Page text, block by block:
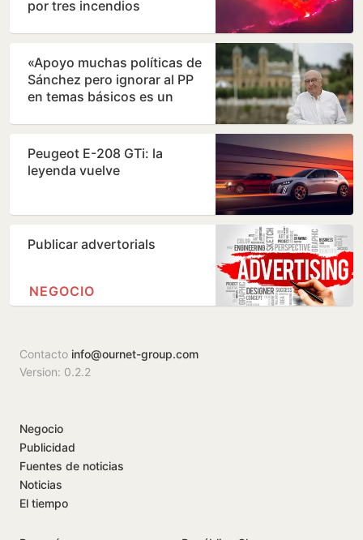
por tres incendios
«Apoyo muchas políticas de
Sánchez pero ignorar al PP
en temas básicos es un
Peugeot E-208 GTi: la
leyenda vuelve
Publicar advertorials
NEGOCIO
Contacto info@ournet-group.com
Version: 0.2.2
Negocio
Publicidad
Fuentes de noticias
Noticias
El tiempo